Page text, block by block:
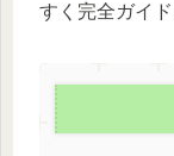
すく完全ガイド